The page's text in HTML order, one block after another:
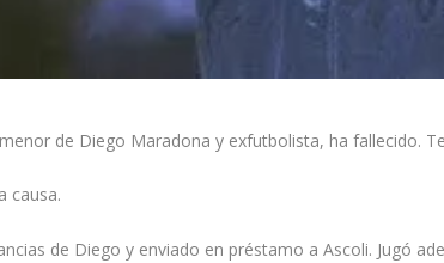
de Diego Maradona y exfutbolista, ha fallecido.
causa.
de Diego y enviado en préstamo a Ascoli. Jugó